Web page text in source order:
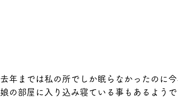
去年までは私の所でしか眠らなかったのに今
娘の部屋に入り込み寝ている事もあるようで